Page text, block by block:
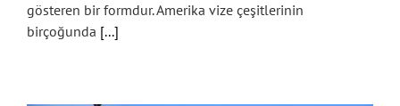
gösteren bir formdur. Amerika vize çeşitlerinin
birçoğunda [...]